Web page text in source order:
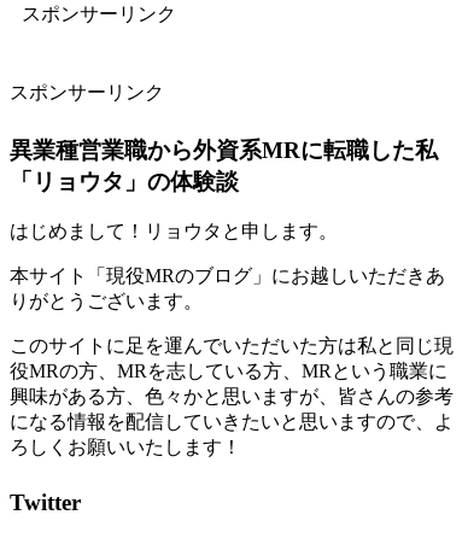
スポンサーリンク
スポンサーリンク
異業種営業職から外資系MRに転職した私
「リョウタ」の体験談
はじめまして！リョウタと申します。
本サイト 「現役MRのブログ」 にお越しいただきあ
りがとうございます。
このサイトに足を運んでいただいた方は私と同じ現
役MRの方、MRを志している方、MRという職業に
興味がある方、色々かと思いますが、 皆さんの参考
になる情報を配信していきたいと思いますので、よ
ろしくお願いいたします！
Twitter